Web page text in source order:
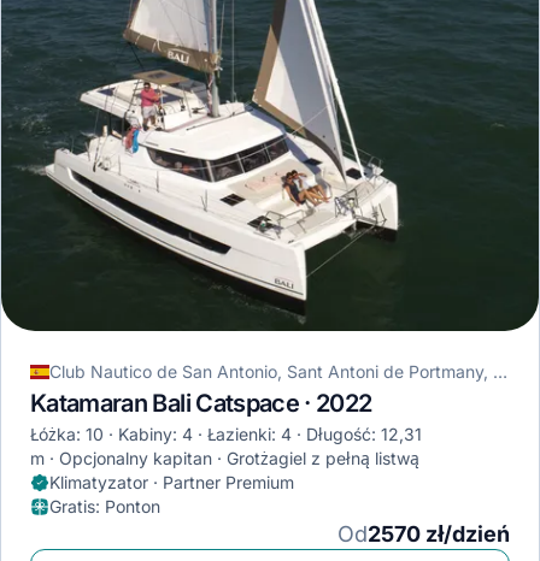
Club Nautico de San Antonio, Sant Antoni de Portmany, Hiszpania
Katamaran Bali Catspace · 2022
Łóżka: 10 Kabiny: 4 Łazienki: 4
Długość: 12,31
m
Opcjonalny kapitan
Grotżagiel z pełną listwą
Klimatyzator · Partner Premium
Gratis: Ponton
Od2570 zł/dzień